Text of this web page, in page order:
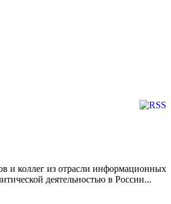
и коллег из отрасли информационных
деятельностью в России...